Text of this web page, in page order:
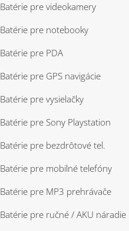
Batérie pre videokamery
Batérie pre notebooky
Batérie pre PDA
Batérie pre GPS navigácie
Batérie pre vysielačky
Batérie pre Sony Playstation
Batérie pre bezdrôtové tel.
Batérie pre mobilné telefóny
Batérie pre MP3 prehrávače
Batérie pre ručné / AKU náradie